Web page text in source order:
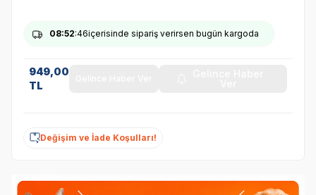
08:52:45içerisinde sipariş verirsen bugün kargoda
949,00
TL
Değişim ve İade Koşulları!